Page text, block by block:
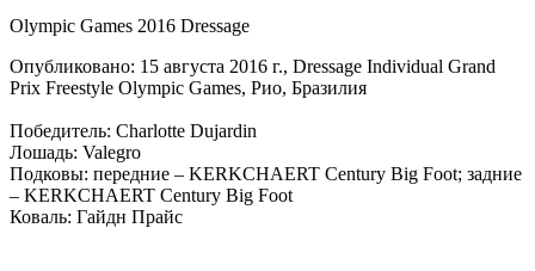
Olympic Games 2016 Dressage
Опубликовано: 15 августа 2016 г., Dressage Individual Grand
Prix Freestyle Olympic Games, Рио, Бразилия
Победитель: Charlotte Dujardin
Лошадь: Valegro
Подковы: передние – KERKCHAERT Century Big Foot; задние
– KERKCHAERT Century Big Foot
Коваль: Гайдн Прайс